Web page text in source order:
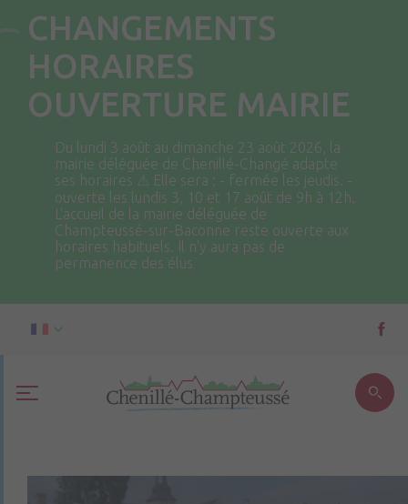
CHANGEMENTS
HORAIRES
OUVERTURE MAIRIE
Du lundi 3 août au dimanche 23 août 2026, la
mairie déléguée de Chenillé-Changé adapte
ses horaires ⚠ Elle sera : - fermée les jeudis. -
ouverte les lundis 3, 10 et 17 août de 9h à 12h.
L'accueil de la mairie déléguée de
Champteussé-sur-Baconne reste ouverte aux
horaires habituels. Il n'y aura pas de
permanence des élus